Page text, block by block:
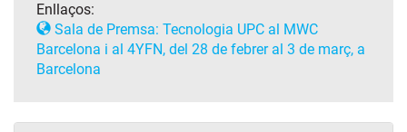
Enllaços:
Sala de Premsa: Tecnologia UPC al MWC
Barcelona i al 4YFN, del 28 de febrer al 3 de març, a
Barcelona